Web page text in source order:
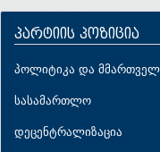
პარტიის პოზიცია
პოლიტიკა და
სასამართლო
დეცენტრალიზაცია